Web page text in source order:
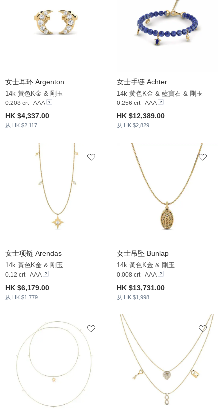
女士耳环 Argenton
14k 黃色K金 & 剛玉
0.208 crt - AAA
HK $4,337.00
从 HK $2,117
女士手链 Achter
14k 黃色K金 & 藍寶石 & 剛玉
0.256 crt - AAA
HK $12,389.00
从 HK $2,829
女士项链 Arendas
14k 黃色K金 & 剛玉
0.12 crt - AAA
HK $6,179.00
从 HK $1,779
女士吊坠 Bunlap
14k 黃色K金 & 剛玉
0.008 crt - AAA
HK $13,731.00
从 HK $1,998